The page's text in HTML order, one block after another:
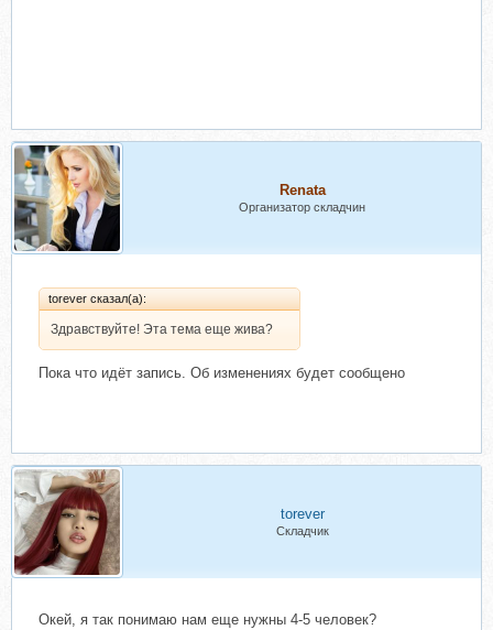
Renata
Организатор складчин
torever сказал(а):
Здравствуйте! Эта тема еще жива?
Пока что идёт запись. Об изменениях будет сообщено
torever
Складчик
Окей, я так понимаю нам еще нужны 4-5 человек?